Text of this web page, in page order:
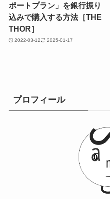
ポートプラン」を銀行振り
込みで購入する方法［THE
THOR］
2022-03-12 2025-01-17
プロフィール